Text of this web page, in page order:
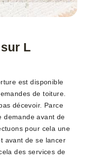
L
est disponible
de toiture.
décevoir. Parce
demande avant de
pour cela une
avant de se lancer
des services de